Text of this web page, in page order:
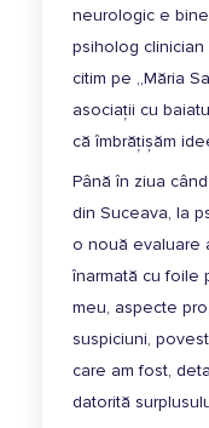
neurologic e
psiholog clinician
citim pe „Măria
asociații cu
că îmbrățișăm
Până în ziua
din Suceava, la
o nouă evaluare
înarmată cu foile
meu, aspecte
suspiciuni,
care am fost,
datorită